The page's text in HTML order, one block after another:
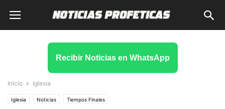
Recibir Noticias en WhatsApp
Inicio Iglesia
Iglesia Noticias Tiempos Finales